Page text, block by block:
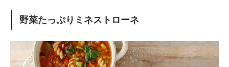
野菜たっぷりミネストローネ